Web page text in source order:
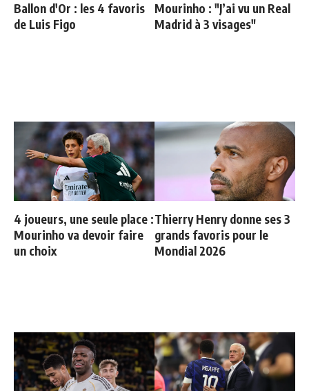
Ballon d'Or : les 4 favoris
de Luis Figo
Mourinho : "J’ai vu un Real
Madrid à 3 visages"
4 joueurs, une seule place :
Mourinho va devoir faire
un choix
Thierry Henry donne ses 3
grands favoris pour le
Mondial 2026